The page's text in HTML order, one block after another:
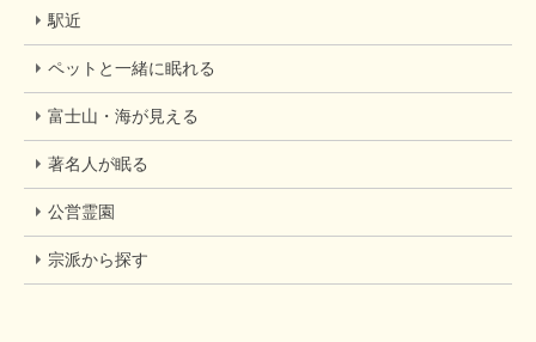
駅近
ペットと一緒に眠れる
富士山・海が見える
著名人が眠る
公営霊園
宗派から探す